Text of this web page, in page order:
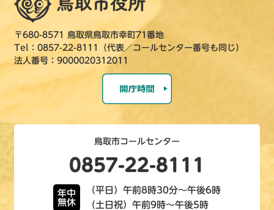
〒680-8571 鳥取県鳥取市幸町71番地
Tel：0857-22-8111（代表／コールセンター番号も同じ）
法人番号：9000020312011
鳥取市コールセンター
0857-22-8111
年中
無休
（平日）午前8時30分～午後6時
（土日祝）午前9時～午後5時